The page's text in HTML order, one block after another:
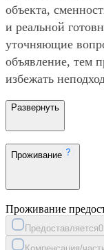
объекта,
и реальной
уточняющие
объявление, тем
избежать
Развернуть
Проживание
Проживание
Предоставляется0